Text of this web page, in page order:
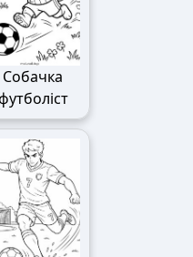
Собачка